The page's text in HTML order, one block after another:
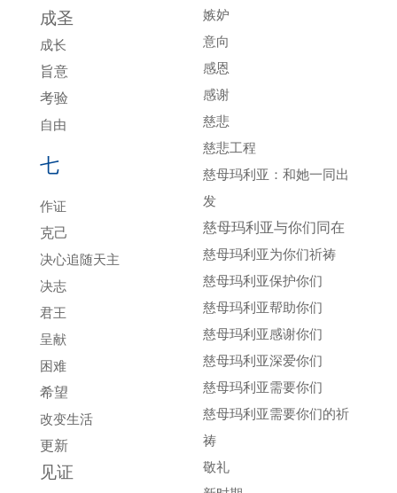
成圣
成长
旨意
考验
自由
七
作证
克己
决心追随天主
决志
君王
呈献
困难
希望
改变生活
更新
见证
嫉妒
意向
感恩
感谢
慈悲
慈悲工程
慈母玛利亚：和她一同出
发
慈母玛利亚与你们同在
慈母玛利亚为你们祈祷
慈母玛利亚保护你们
慈母玛利亚帮助你们
慈母玛利亚感谢你们
慈母玛利亚深爱你们
慈母玛利亚需要你们
慈母玛利亚需要你们的祈
祷
敬礼